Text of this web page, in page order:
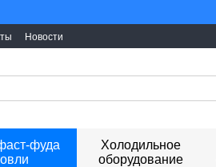
Новости
фуда
Холодильное
оборудование